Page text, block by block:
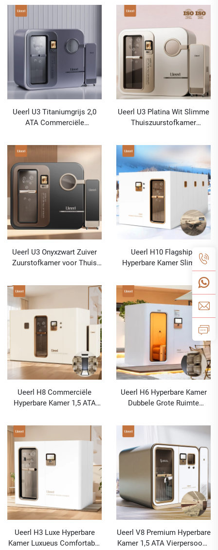
Thuisgebruik
Gebruik
Ueerl U3 Titaniumgrijs 2,0
ATA Commerciële
Revalidatiecentra
Ueerl U3 Platina Wit Slimme
Thuiszuurstofkamer
Thuisgebruik
Ueerl U3 Onyxzwart Zuiver
Zuurstofkamer voor Thuis
Gebruik
Ueerl H10 Flagships
Hyperbare Kamer Slimme
Integratie Multi-Scene
Aanpassing
Ueerl H8 Commerciële
Hyperbare Kamer 1,5 ATA
Schoonheidssalon
Ueerl H6 Hyperbare Kamer
Dubbele Grote Ruimte
Sportrecovery
Ueerl H3 Luxe Hyperbare
Kamer Luxueus Comfortabel
Ueerl V8 Premium Hyperbare
Kamer 1,5 ATA Vierpersoons